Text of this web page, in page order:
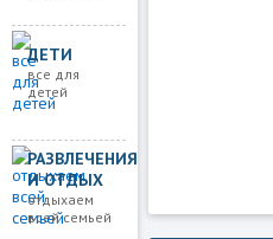
ДЕТИ
все для
детей
РАЗВЛЕЧЕНИЯ
И ОТДЫХ
отдыхаем
всей семьей